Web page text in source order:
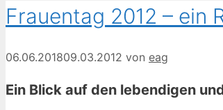
Frauentag 2012 – ein
06.06.201809.03.2012 von eag
Ein Blick auf den lebendigen